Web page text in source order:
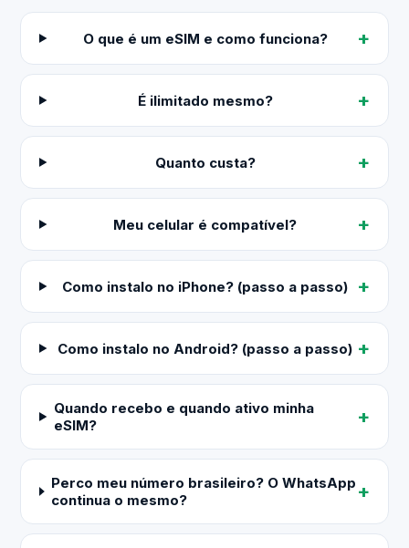
O que é um eSIM e como funciona?
É ilimitado mesmo?
Quanto custa?
Meu celular é compatível?
Como instalo no iPhone? (passo a passo)
Como instalo no Android? (passo a passo)
Quando recebo e quando ativo minha
eSIM?
Perco meu número brasileiro? O WhatsApp
continua o mesmo?